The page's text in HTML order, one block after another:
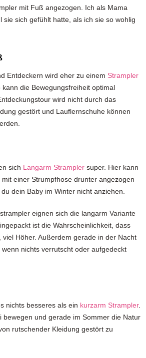
mit Fuß angezogen. Ich als Mama
sie sich gefühlt hatte, als ich sie so wohlig
Entdeckern wird eher zu einem Strampler
kann die Bewegungsfreiheit optimal
wird nicht durch das
gestört und Lauflernschuhe können
sich Langarm Strampler super. Hier kann
einer Strumpfhose drunter angezogen
dein Baby im Winter nicht anziehen.
eignen sich die langarm Variante
ist die Wahrscheinlichkeit, dass
viel Höher. Außerdem gerade in der Nacht
nichts verrutscht oder aufgedeckt
nichts besseres als ein kurzarm Strampler.
bewegen und gerade im Sommer die Natur
rutschender Kleidung gestört zu